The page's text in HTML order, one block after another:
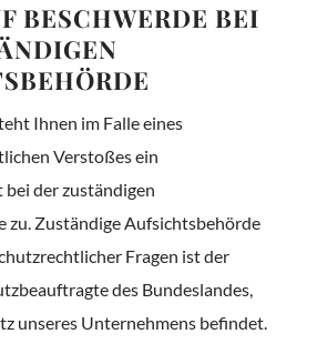
BESCHWERDE BEI
Ihnen im Falle eines
Verstoßes ein
bei der zuständigen
zu. Zuständige Aufsichtsbehörde
Fragen ist der
des Bundeslandes,
unseres Unternehmens befindet.